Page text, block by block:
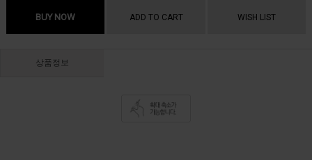
BUY NOW ADD TO CART WISH LIST
상품정보